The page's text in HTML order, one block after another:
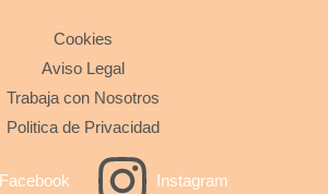
Cookies
Aviso Legal
Trabaja con Nosotros
Politica de Privacidad
Facebook Instagram